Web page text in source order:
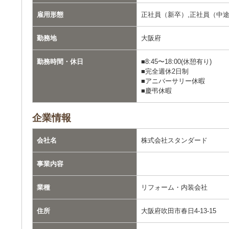
雇用形態 正社員（新卒）,正社員（中
勤務地 大阪府
勤務時間・休日
■8:45〜18:00(休憩有り)
■完全週休2日制
■アニバーサリー休暇
■慶弔休暇
企業情報
会社名 株式会社スタンダード
事業内容
業種 リフォーム・内装会社
住所 大阪府吹田市春日4-13-15